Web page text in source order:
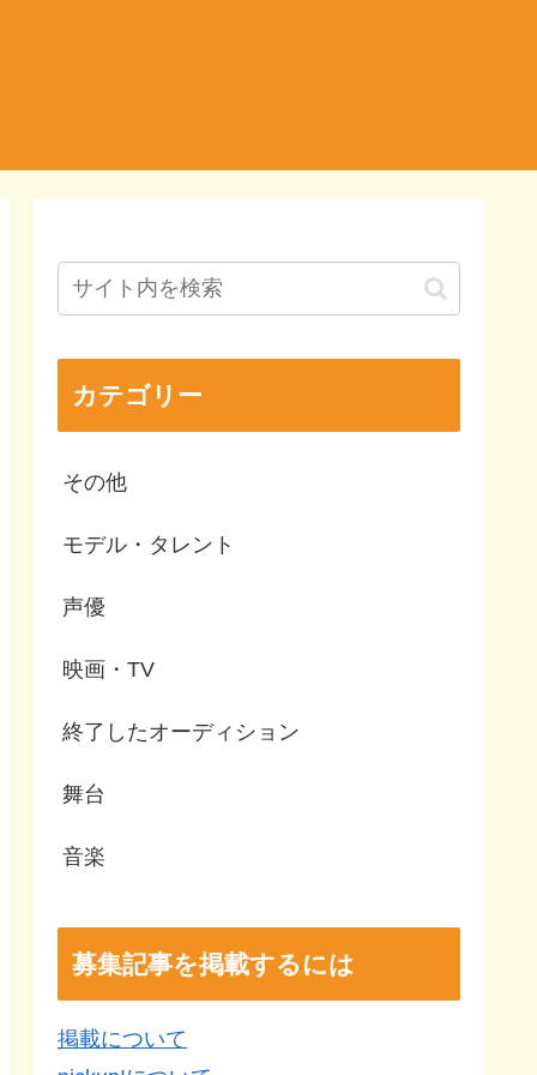
カテゴリー
その他
モデル・タレント
声優
映画・TV
終了したオーディション
舞台
音楽
募集記事を掲載するには
掲載について